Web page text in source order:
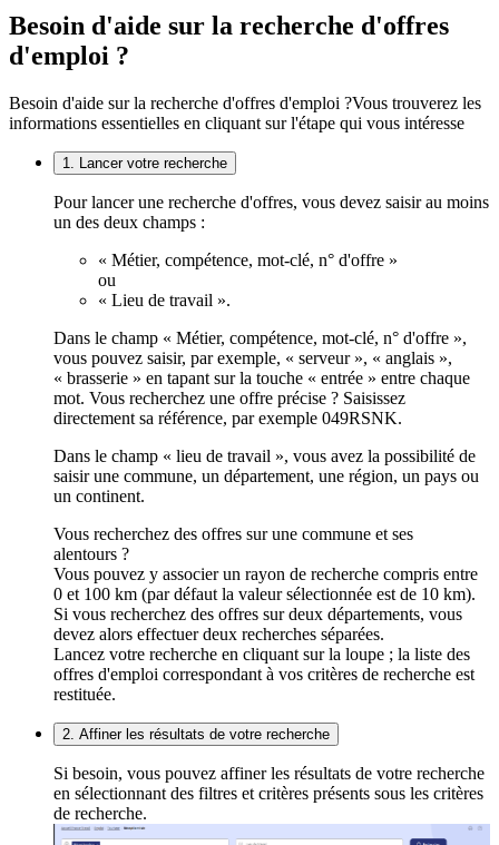
Besoin d'aide sur la recherche d'offres
d'emploi ?
Besoin d'aide sur la recherche d'offres d'emploi ?Vous trouverez les
informations essentielles en cliquant sur l'étape qui vous intéresse
1. Lancer votre recherche
Pour lancer une recherche d'offres, vous devez saisir au moins
un des deux champs :
« Métier, compétence, mot-clé, n° d'offre »
ou
« Lieu de travail ».
Dans le champ « Métier, compétence, mot-clé, n° d'offre »,
vous pouvez saisir, par exemple, « serveur », « anglais »,
« brasserie » en tapant sur la touche « entrée » entre chaque
mot. Vous recherchez une offre précise ? Saisissez
directement sa référence, par exemple 049RSNK.
Dans le champ « lieu de travail », vous avez la possibilité de
saisir une commune, un département, une région, un pays ou
un continent.
Vous recherchez des offres sur une commune et ses
alentours ?
Vous pouvez y associer un rayon de recherche compris entre
0 et 100 km (par défaut la valeur sélectionnée est de 10 km).
Si vous recherchez des offres sur deux départements, vous
devez alors effectuer deux recherches séparées.
Lancez votre recherche en cliquant sur la loupe ; la liste des
offres d'emploi correspondant à vos critères de recherche est
restituée.
2. Affiner les résultats de votre recherche
Si besoin, vous pouvez affiner les résultats de votre recherche
en sélectionnant des filtres et critères présents sous les critères
de recherche.